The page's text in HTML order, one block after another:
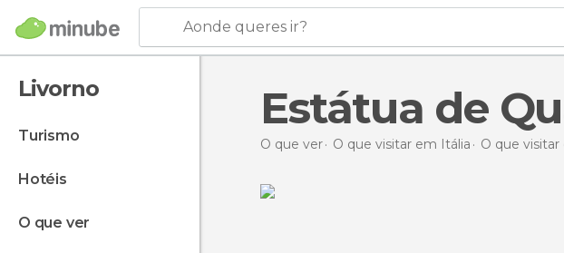
Aonde queres ir?
Livorno
turismo
hotéis
o que ver
Estátua de
O que ver O que visitar em Itália O que visitar